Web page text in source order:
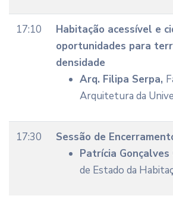
17:10
Habitação acessível e
oportunidades para
densidade
Arq. Filipa Serpa,
Arquitetura da
17:30
Sessão de
Patrícia Gonçalves
de Estado da